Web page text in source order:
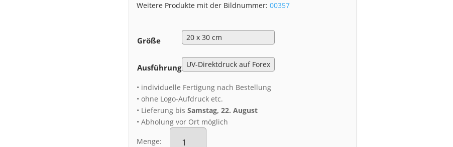
Weitere Produkte mit der Bildnummer:00357
Größe
Ausführung
• individuelle Fertigung nach Bestellung
• ohne Logo-Aufdruck etc.
• Lieferung bisSamstag, 22. August
• Abholung vor Ort möglich
Menge:
Acryl
Board